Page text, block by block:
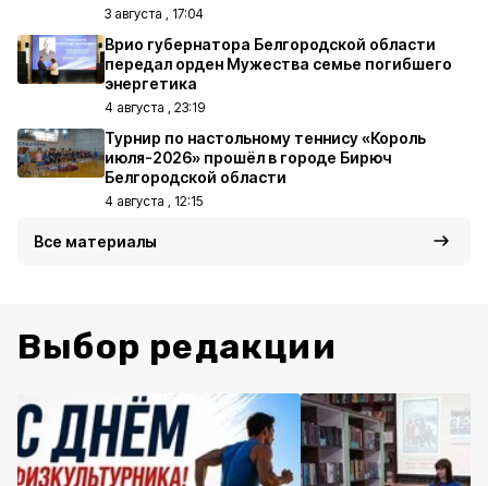
3 августа , 17:04
Врио губернатора Белгородской области
передал орден Мужества семье погибшего
энергетика
4 августа , 23:19
Турнир по настольному теннису «Король
июля-2026» прошёл в городе Бирюч
Белгородской области
4 августа , 12:15
Все материалы
Выбор редакции